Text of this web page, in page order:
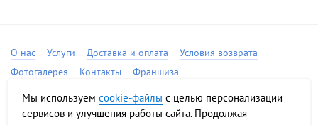
О нас Услуги Доставка и оплата
Условия возврата
Фотогалерея
Контакты
Франшиза
Соглашение на обработку персональных данных
Политика конфиденциальности
Карта сайта
Мы используем cookie-файлы с целью персонализации
сервисов и улучшения работы сайта. Продолжая